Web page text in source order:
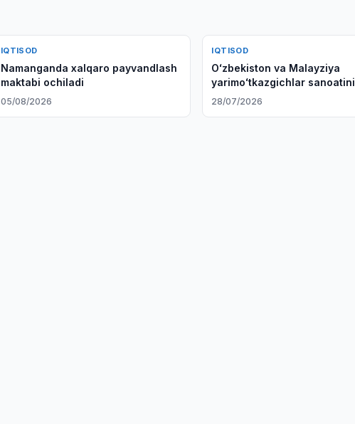
IQTISOD
Namanganda xalqaro payvandlash
maktabi ochiladi
05/08/2026
IQTISOD
Oʻzbekiston va Malayziya
yarimoʻtkazgichlar sanoatini
rivojlantirish masalalarini
28/07/2026